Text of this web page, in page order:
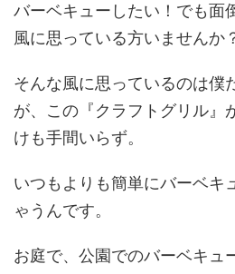
バーベキューしたい！でも面
風に思っている方いませんか
そんな風に思っているのは僕
が、この『クラフトグリル』
けも手間いらず。
いつもよりも簡単にバーベキ
ゃうんです。
お庭で、公園でのバーベキュ